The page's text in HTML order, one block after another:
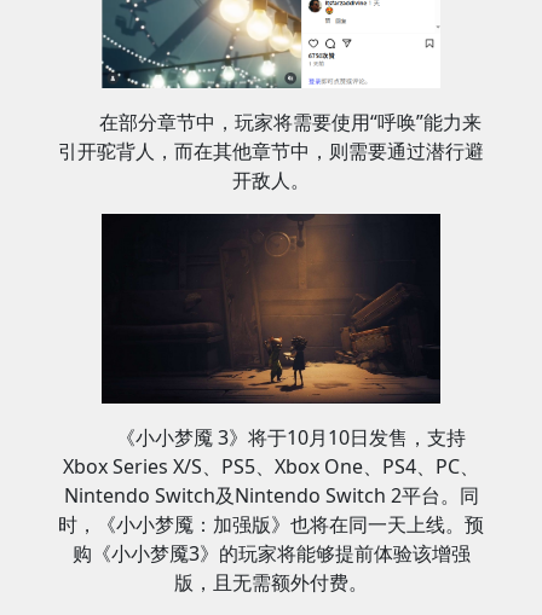
在部分章节中，玩家将需要使用“呼唤”能力来
引开驼背人，而在其他章节中，则需要通过潜行避
开敌人。
《小小梦魇 3》将于10月10日发售，支持
Xbox Series X/S、PS5、Xbox One、PS4、PC、
Nintendo Switch及Nintendo Switch 2平台。同
时，《小小梦魇：加强版》也将在同一天上线。预
购《小小梦魇3》的玩家将能够提前体验该增强
版，且无需额外付费。